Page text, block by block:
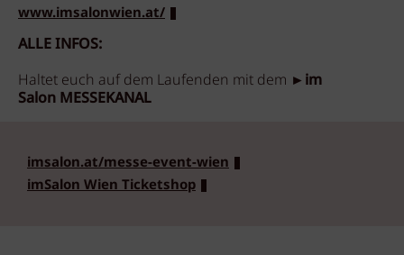
www.imsalonwien.at/
ALLE INFOS:
Haltet euch auf dem Laufenden mit dem ► im
Salon MESSEKANAL
imsalon.at/messe-event-wien
imSalon Wien Ticketshop